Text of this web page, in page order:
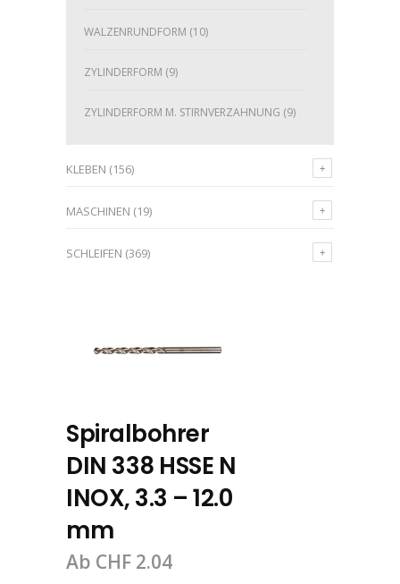
WALZENRUNDFORM (10)
ZYLINDERFORM (9)
ZYLINDERFORM M. STIRNVERZAHNUNG (9)
KLEBEN (156)
MASCHINEN (19)
SCHLEIFEN (369)
Spiralbohrer
DIN 338 HSSE N
INOX, 3.3 – 12.0
mm
Ab CHF 2.04